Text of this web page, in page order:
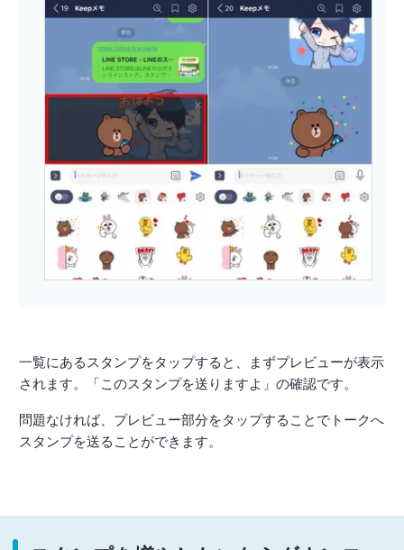
一覧にあるスタンプをタップすると、まずプレビューが表示
されます。「このスタンプを送りますよ」の確認です。
問題なければ、プレビュー部分をタップすることでトークへ
スタンプを送ることができます。